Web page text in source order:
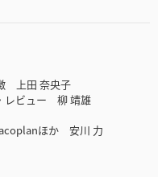
上田 奈央子
レビュー 柳 靖雄
ほか 安川 力